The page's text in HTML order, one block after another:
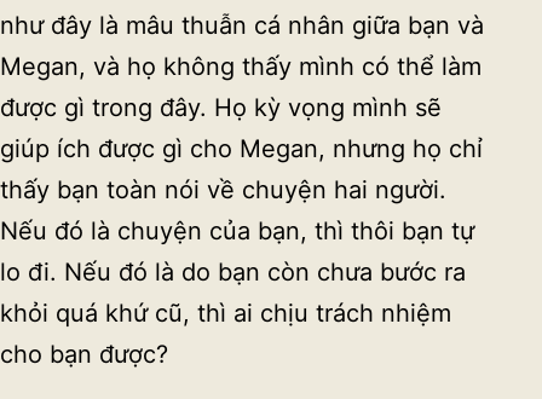
như đây là mâu thuẫn cá nhân giữa bạn và
Megan, và họ không thấy mình có thể làm
được gì trong đây. Họ kỳ vọng mình sẽ
giúp ích được gì cho Megan, nhưng họ chỉ
thấy bạn toàn nói về chuyện hai người.
Nếu đó là chuyện của bạn, thì thôi bạn tự
lo đi. Nếu đó là do bạn còn chưa bước ra
khỏi quá khứ cũ, thì ai chịu trách nhiệm
cho bạn được?